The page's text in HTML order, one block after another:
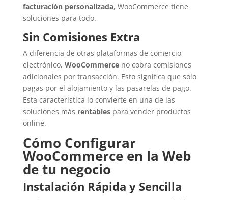
facturación personalizada, WooCommerce tiene
soluciones para todo.
Sin Comisiones Extra
A diferencia de otras plataformas de comercio
electrónico, WooCommerceno cobra comisiones
adicionales por transacción. Esto significa que solo
pagas por el alojamiento y las pasarelas de pago.
Esta característica lo convierte en una de las
soluciones más rentablespara vender productos
online.
Cómo Configurar
WooCommerce en la Web
de tu negocio
Instalación Rápida y Sencilla